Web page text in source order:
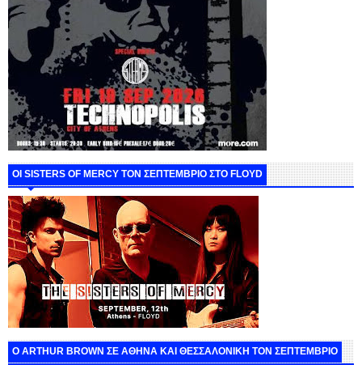
ΟΙ SISTERS OF MERCY ΤΟΝ ΣΕΠΤΕΜΒΡΙΟ ΣΤΟ FLOYD
O ARTHUR BROWN ΣΕ ΑΘΗΝΑ ΚΑΙ ΘΕΣΣΑΛΟΝΙΚΗ ΤΟΝ ΣΕΠΤΕΜΒΡΙΟ